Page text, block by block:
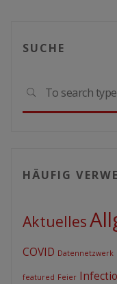
SUCHE
SEARCH
HÄUFIG
Aktuelles
COVID Datennetzwerk
featured Feier